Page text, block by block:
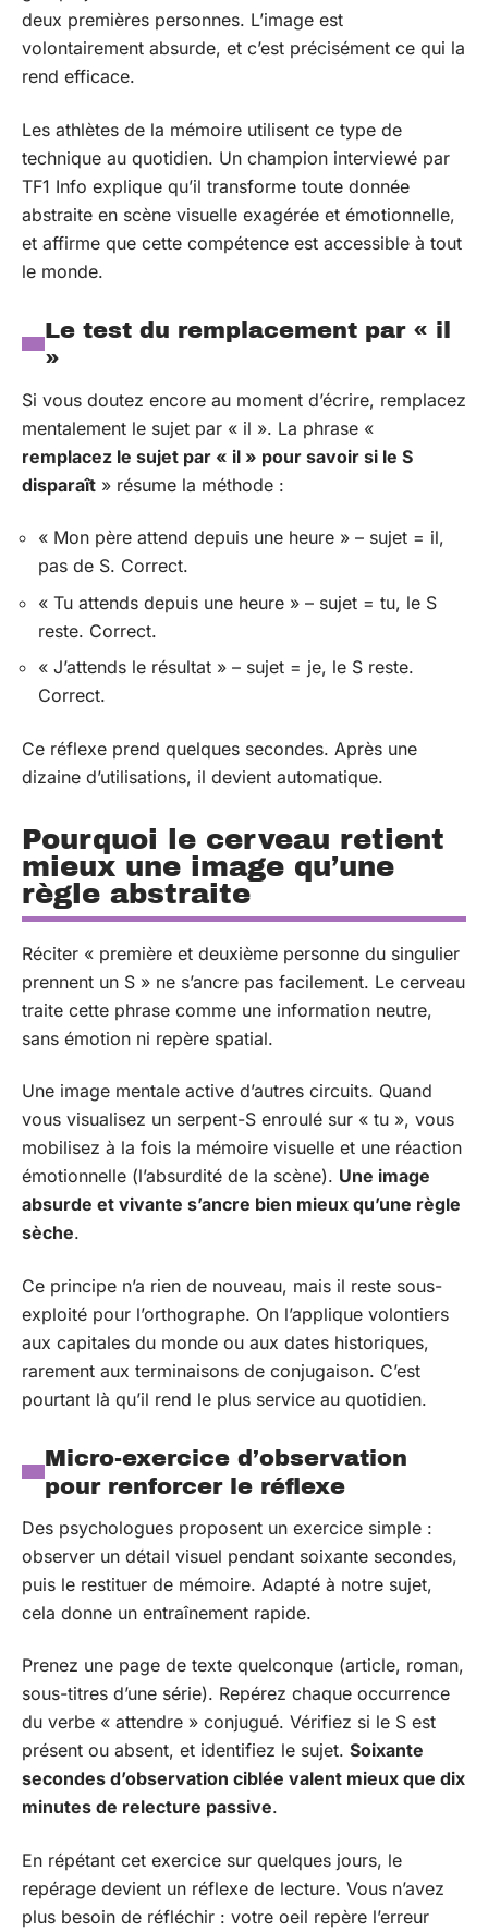
deux premières personnes. L’image est
volontairement absurde, et c’est précisément ce qui la
rend efficace.
Les athlètes de la mémoire utilisent ce type de
technique au quotidien. Un champion interviewé par
TF1 Info explique qu’il transforme toute donnée
abstraite en scène visuelle exagérée et émotionnelle,
et affirme que cette compétence est accessible à tout
le monde.
Le test du remplacement par « il
»
Si vous doutez encore au moment d’écrire, remplacez
mentalement le sujet par « il ». La phrase «
remplacez le sujet par « il » pour savoir si le S
disparaît » résume la méthode :
« Mon père attend depuis une heure » – sujet = il,
pas de S. Correct.
« Tu attends depuis une heure » – sujet = tu, le S
reste. Correct.
« J’attends le résultat » – sujet = je, le S reste.
Correct.
Ce réflexe prend quelques secondes. Après une
dizaine d’utilisations, il devient automatique.
Pourquoi le cerveau retient
mieux une image qu’une
règle abstraite
Réciter « première et deuxième personne du singulier
prennent un S » ne s’ancre pas facilement. Le cerveau
traite cette phrase comme une information neutre,
sans émotion ni repère spatial.
Une image mentale active d’autres circuits. Quand
vous visualisez un serpent-S enroulé sur « tu », vous
mobilisez à la fois la mémoire visuelle et une réaction
émotionnelle (l’absurdité de la scène). Une image
absurde et vivante s’ancre bien mieux qu’une règle
sèche.
Ce principe n’a rien de nouveau, mais il reste sous-
exploité pour l’orthographe. On l’applique volontiers
aux capitales du monde ou aux dates historiques,
rarement aux terminaisons de conjugaison. C’est
pourtant là qu’il rend le plus service au quotidien.
Micro-exercice d’observation
pour renforcer le réflexe
Des psychologues proposent un exercice simple :
observer un détail visuel pendant soixante secondes,
puis le restituer de mémoire. Adapté à notre sujet,
cela donne un entraînement rapide.
Prenez une page de texte quelconque (article, roman,
sous-titres d’une série). Repérez chaque occurrence
du verbe « attendre » conjugué. Vérifiez si le S est
présent ou absent, et identifiez le sujet. Soixante
secondes d’observation ciblée valent mieux que dix
minutes de relecture passive.
En répétant cet exercice sur quelques jours, le
repérage devient un réflexe de lecture. Vous n’avez
plus besoin de réfléchir : votre oeil repère l’erreur